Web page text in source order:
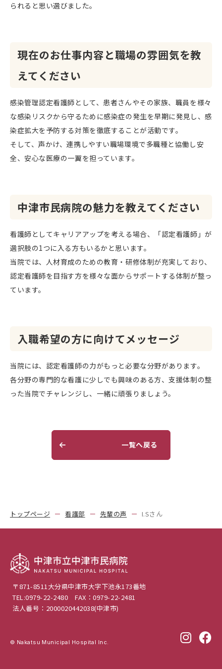
られると思い選びました。
現在のお仕事内容と職場の雰囲気を教
えてください
感染管理認定看護師として、患者さんやその家族、職員を様々
な感染リスクから守るために感染症の発生を早期に発見し、感
染症拡大を予防する対策を徹底することが活動です。
そして、声かけ、連携しやすい職場環境で多職種と協働し安
全、安心な医療の一翼を担っています。
中津市民病院の魅力を教えてください
看護師としてキャリアアップを考える場合、「認定看護師」が
選択肢の1つに入る方もいるかと思います。
当院では、人材育成のための教育・研修体制が充実しており、
認定看護師を目指す方を様々な面からサポートする体制が整っ
ています。
入職希望の方に向けてメッセージ
当院には、認定看護師の力がもっと必要な分野があります。
各分野の専門的な看護に少しでも興味のある方、支援体制の整
った当院でチャレンジし、一緒に頑張りましょう。
一覧へ戻る
トップページ 看護部 先輩の声 I.Sさん
〒871-8511大分県中津市大字下池永173番地
TEL:0979-22-2480
FAX：0979-22-2481
法人番号：2000020442038(中津市)
© Nakatsu Municipal Hospital Inc.